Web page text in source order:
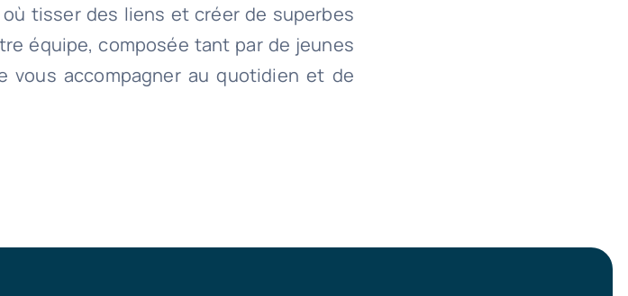
tisser des liens et créer de superbes
équipe, composée tant par de jeunes
vous accompagner au quotidien et de